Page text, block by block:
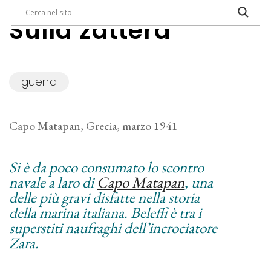
Sulla zattera
guerra
Capo Matapan, Grecia, marzo 1941
Si è da poco consumato lo scontro
navale a laro diCapo Matapan, una
delle più gravi disfatte nella storia
della marina italiana. Beleffi è tra i
superstiti naufraghi dell’incrociatore
Zara.